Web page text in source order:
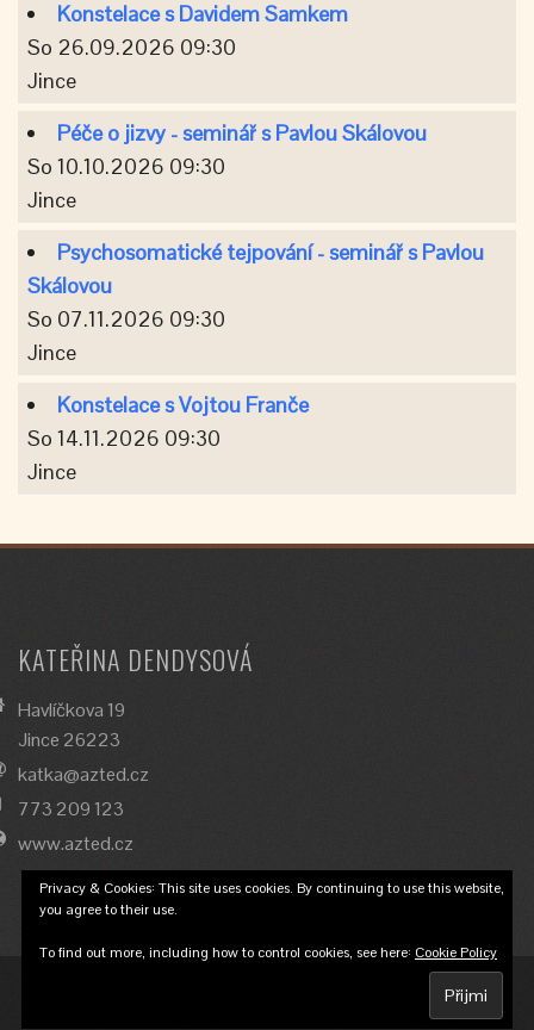
Konstelace s Davidem Samkem
So 26.09.2026 09:30
Jince
Péče o jizvy - seminář s Pavlou Skálovou
So 10.10.2026 09:30
Jince
Psychosomatické tejpování - seminář s Pavlou
Skálovou
So 07.11.2026 09:30
Jince
Konstelace s Vojtou Franče
So 14.11.2026 09:30
Jince
KATEŘINA DENDYSOVÁ
Havlíčkova 19
Jince 26223
katka@azted.cz
773 209 123
www.azted.cz
Privacy & Cookies: This site uses cookies. By continuing to use this website,
you agree to their use.
To find out more, including how to control cookies, see here: Cookie Policy